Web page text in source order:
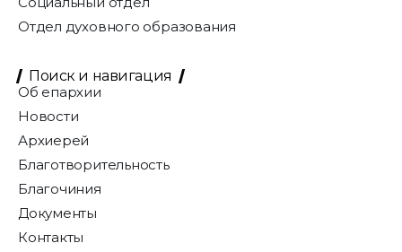
Отдел духовного образования
Поиск и навигация
Об епархии
Новости
Архиерей
Благотворительность
Благочиния
Документы
Контакты